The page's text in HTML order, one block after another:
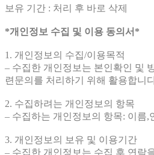
보유 기간 : 처리 후 바로 삭제
*개인정보 수집 및 이용 동의서*
1. 개인정보의 수집/이용목적
– 수집한 개인정보는 본인확인 및
련문의를 처리하기 위해 활용합니
2. 수집하려는 개인정보의 항목
– 수집하는 개인정보의 항목: 이름,
3. 개인정보의 보유 및 이용기간
– 수집한 개인정보는 수집 후 연락